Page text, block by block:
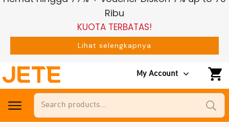
My Account
Search
Ribu
KUOTA TERBATAS!
Lihat selengkapnya